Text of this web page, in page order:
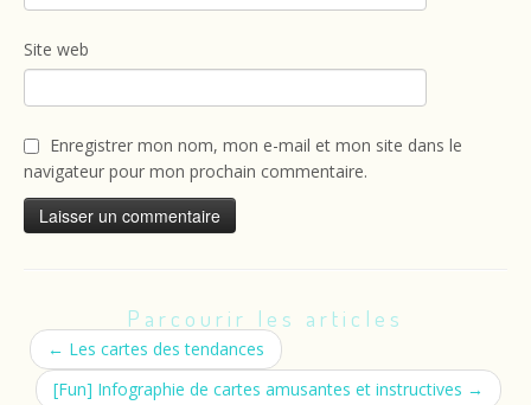
Site web
Enregistrer mon nom, mon e-mail et mon site dans le
navigateur pour mon prochain commentaire.
Parcourir les articles
← Les cartes des tendances
[Fun] Infographie de cartes amusantes et instructives →